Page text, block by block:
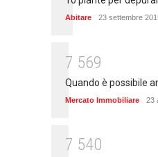
Abitare 23 settembre
7 569
Quando è possibile
Mercato Immobiliare 23
7 540